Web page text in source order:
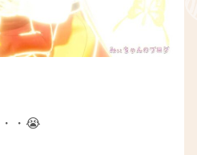
・😭